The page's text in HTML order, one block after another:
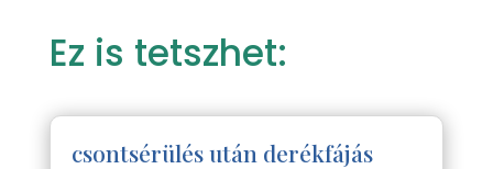
Ez is tetszhet:
csontsérülés után derékfájás